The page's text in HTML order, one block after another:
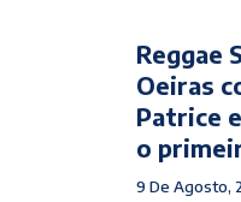
Reggae
Oeiras
Patrice
o
9 De Agosto,